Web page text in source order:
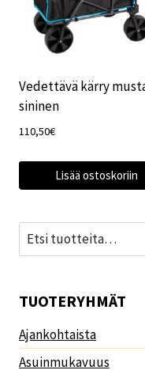
Vedettävä kärry
sininen
110,50€
Lisää ostoskoriin
Etsi:
TUOTERYHMÄT
Ajankohtaista
Asuinmukavuus